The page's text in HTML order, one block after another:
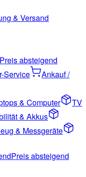
& Versand
Preis absteigend
Service
Ankauf /
& Computer
TV
& Akkus
& Messgeräte
Preis absteigend